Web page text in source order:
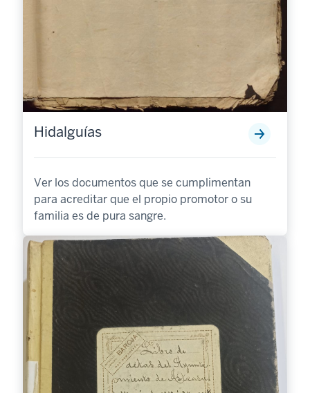
Hidalguías
Ver los documentos que se cumplimentan
para acreditar que el propio promotor o su
familia es de pura sangre.